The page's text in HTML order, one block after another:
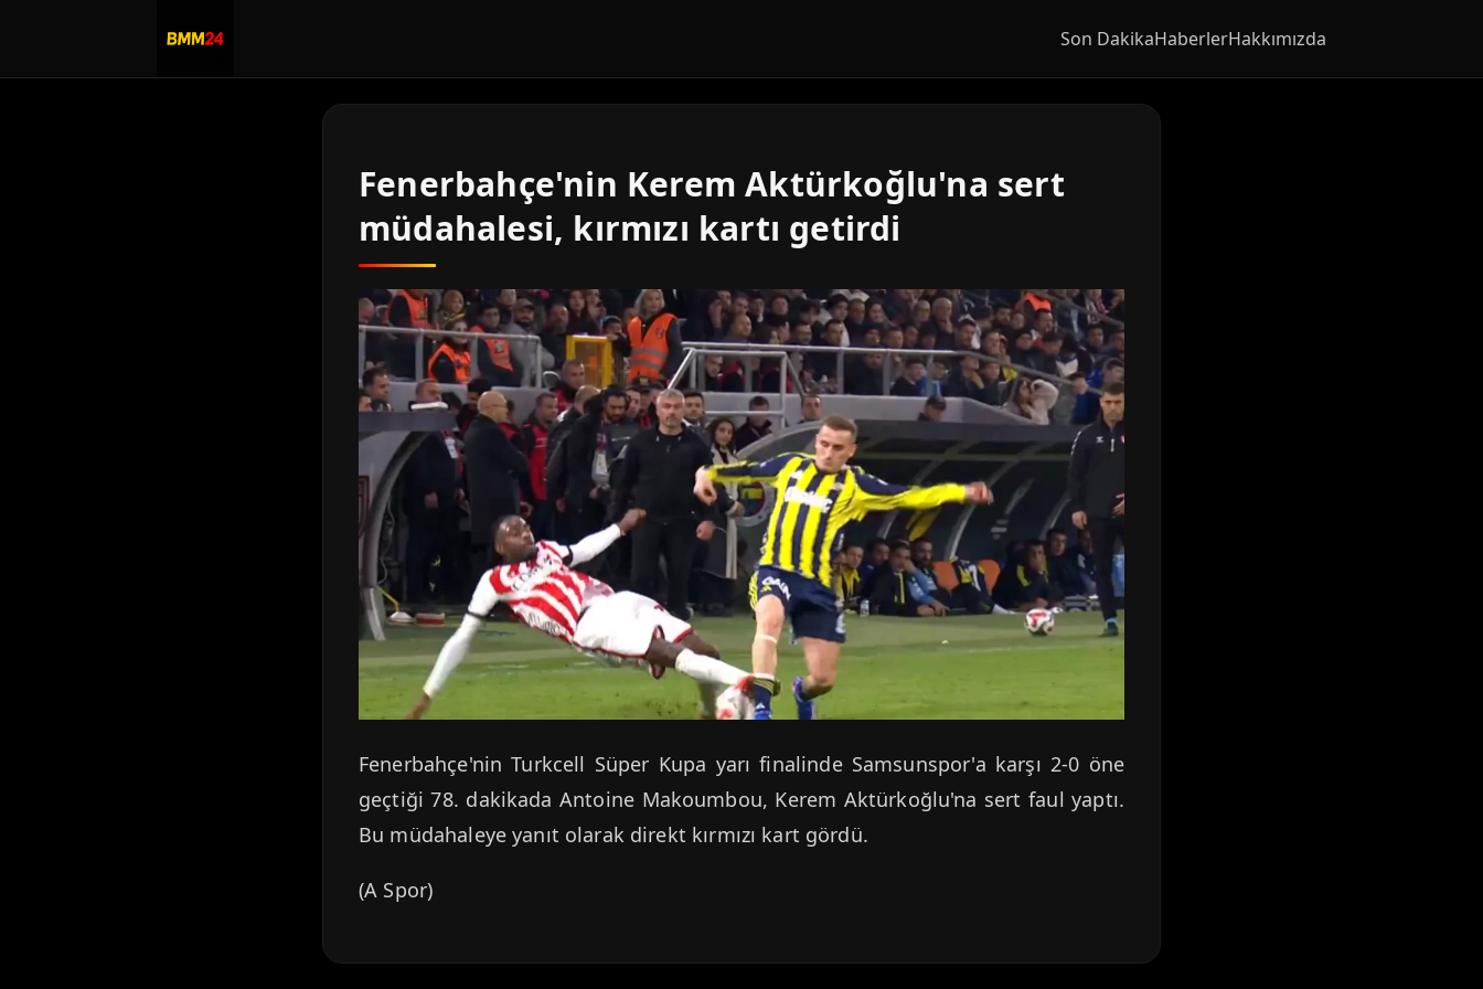
Son DakikaHaberlerHakkımızda
Fenerbahçe'nin Kerem Aktürkoğlu'na sert
müdahalesi, kırmızı kartı getirdi
Fenerbahçe'nin Turkcell Süper Kupa yarı finalinde Samsunspor'a karşı 2-0 öne
geçtiği 78. dakikada Antoine Makoumbou, Kerem Aktürkoğlu'na sert faul yaptı.
Bu müdahaleye yanıt olarak direkt kırmızı kart gördü.
(A Spor)